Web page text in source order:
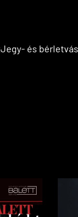
(current)
Jegy- és